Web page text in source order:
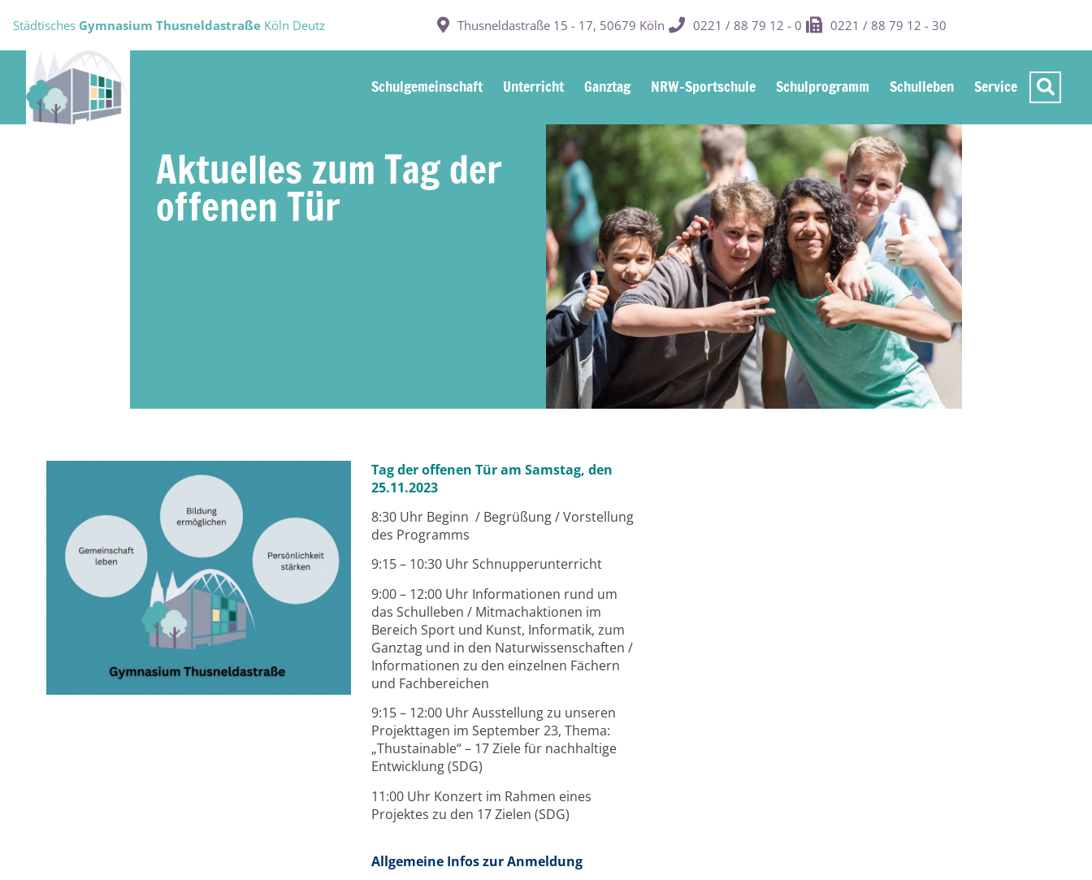
Städtisches Gymnasium Thusneldastraße Köln Deutz Thusneldastraße 15 - 17, 50679 Köln 0221 / 88 79 12 - 0 0221 / 88 79 12 - 30
Schulgemeinschaft Unterricht Ganztag NRW-Sportschule Schulprogramm Schulleben Service
Aktuelles zum Tag der
offenen Tür
Tag der offenen Tür am Samstag,den
25.11.2023
8:30 Uhr Beginn / Begrüßung / Vorstellung
des Programms
9:15 – 10:30 Uhr Schnupperunterricht
9:00 – 12:00 Uhr Informationen rund um
das Schulleben / Mitmachaktionen im
Bereich Sport und Kunst, Informatik, zum
Ganztag und in den Naturwissenschaften /
Informationen zu den einzelnen Fächern
und Fachbereichen
9:15 – 12:00 Uhr Ausstellung zu unseren
Projekttagen im September 23, Thema:
„Thustainable“ – 17 Ziele für nachhaltige
Entwicklung (SDG)
11:00 Uhr Konzert im Rahmen eines
Projektes zu den 17 Zielen (SDG)
Allgemeine Infos zur Anmeldung